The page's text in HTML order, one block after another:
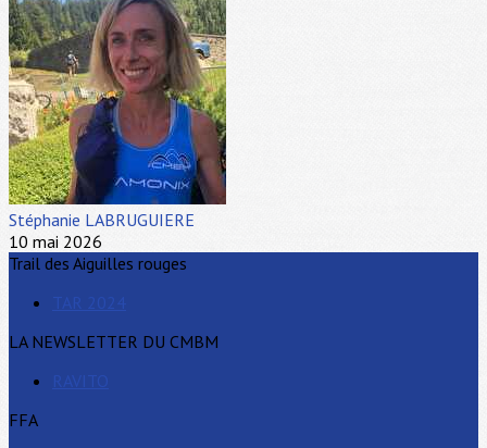
Stéphanie LABRUGUIERE
10 mai 2026
Trail des Aiguilles rouges
TAR 2024
LA NEWSLETTER DU CMBM
RAVITO
FFA